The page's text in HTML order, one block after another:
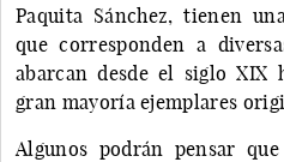
Paquita Sánchez, tienen
que corresponden a
abarcan desde el siglo XIX
gran mayoría ejemplares
Algunos podrán pensar